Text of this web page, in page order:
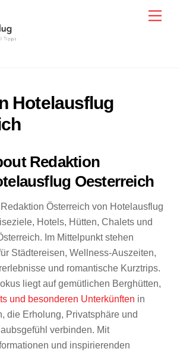
Hotelausflug
Redaktion
Oesterreich
Österreich von Hotelausflug
Hotels, Hütten, Chalets und
Im Mittelpunkt stehen
Städtereisen, Wellness-Auszeiten,
und romantische Kurztrips.
liegt auf gemütlichen Berghütten,
und besonderen Unterkünften in
die Erholung, Privatsphäre und
verbinden. Mit
und inspirierenden